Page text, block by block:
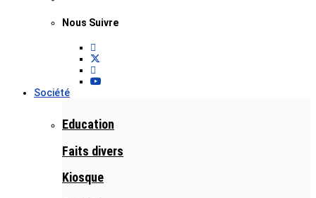
Nous Suivre
Société
Education
Faits divers
Kiosque